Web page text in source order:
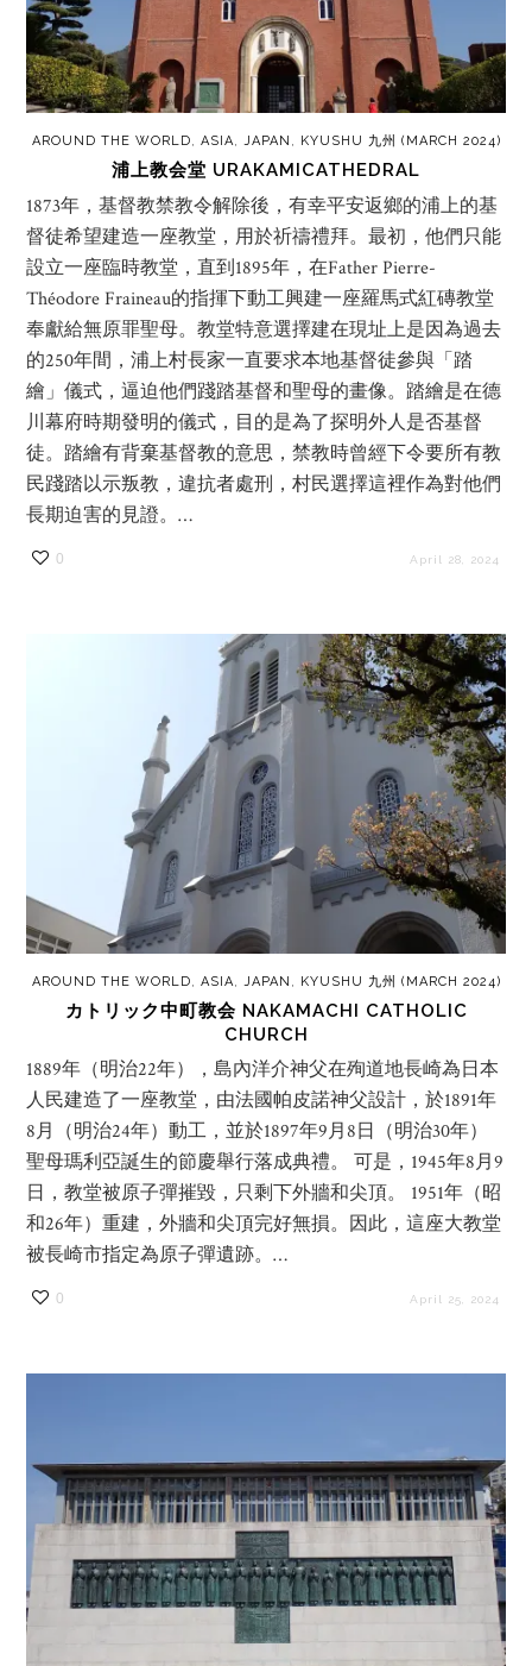
AROUND THE WORLD ASIA JAPAN KYUSHU 九州 (MARCH 2024)
浦上教会堂 URAKAMICATHEDRAL
1873年，基督教禁教令解除後，有幸平安返鄉的浦上的基
督徒希望建造一座教堂，用於祈禱禮拜。最初，他們只能
設立一座臨時教堂，直到1895年，在Father Pierre-
Théodore Fraineau的指揮下動工興建一座羅馬式紅磚教堂
奉獻給無原罪聖母。教堂特意選擇建在現址上是因為過去
的250年間，浦上村長家一直要求本地基督徒參與「踏
繪」儀式，逼迫他們踐踏基督和聖母的畫像。踏繪是在德
川幕府時期發明的儀式，目的是為了探明外人是否基督
徒。踏繪有背棄基督教的意思，禁教時曾經下令要所有教
民踐踏以示叛教，違抗者處刑，村民選擇這裡作為對他們
長期迫害的見證。…
0 April 28, 2024
AROUND THE WORLD, ASIA, JAPAN , KYUSHU 九州 (MARCH 2024)
カトリック中町教会 NAKAMACHI CATHOLIC
CHURCH
1889年（明治22年），島內洋介神父在殉道地長崎為日本
人民建造了一座教堂，由法國帕皮諾神父設計，於1891年
8月（明治24年）動工，並於1897年9月8日（明治30年）
聖母瑪利亞誕生的節慶舉行落成典禮。 可是，1945年8月9
日，教堂被原子彈摧毀，只剩下外牆和尖頂。 1951年（昭
和26年）重建，外牆和尖頂完好無損。因此，這座大教堂
被長崎市指定為原子彈遺跡。…
0 April 25, 2024